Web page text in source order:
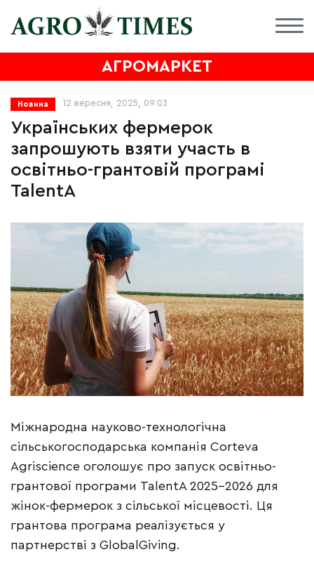
АГРОМАРКЕТ
Новина 12 вересня, 2025, 09:03
Українських фермерок
запрошують взяти участь в
освітньо-грантовій програмі
TalentA
Міжнародна науково-технологічна
сільськогосподарська компанія Corteva
Agriscience оголошує про запуск освітньо-
грантової програми TalentA 2025-2026 для
жінок-фермерок з сільської місцевості. Ця
грантова програма реалізується у
партнерстві з GlobalGiving.